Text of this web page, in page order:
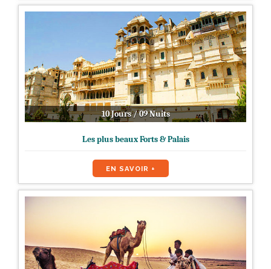
10 Jours / 09 Nuits
Les plus beaux Forts & Palais
EN SAVOIR +